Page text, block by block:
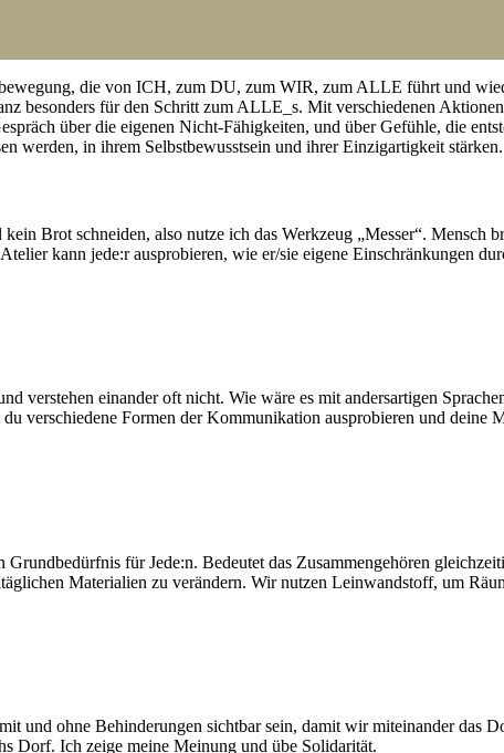
die von ICH, zum DU, zum WIR, zum ALLE führt und
besonders für den Schritt zum ALLE_s. Mit verschiedenen
über die eigenen Nicht-Fähigkeiten, und über Gefühle, die
werden, in ihrem Selbstbewusstsein und ihrer Einzigartigkeit stärken.
Brot schneiden, also nutze ich das Werkzeug „Messer“. Mensch
kann jede:r ausprobieren, wie er/sie eigene Einschränkungen
verstehen einander oft nicht. Wie wäre es mit andersartigen
verschiedene Formen der Kommunikation ausprobieren und deine
für Jede:n. Bedeutet das Zusammengehören
Materialien zu verändern. Wir nutzen Leinwandstoff, um
und ohne Behinderungen sichtbar sein, damit wir miteinander das
Dorf. Ich zeige meine Meinung und übe Solidarität.